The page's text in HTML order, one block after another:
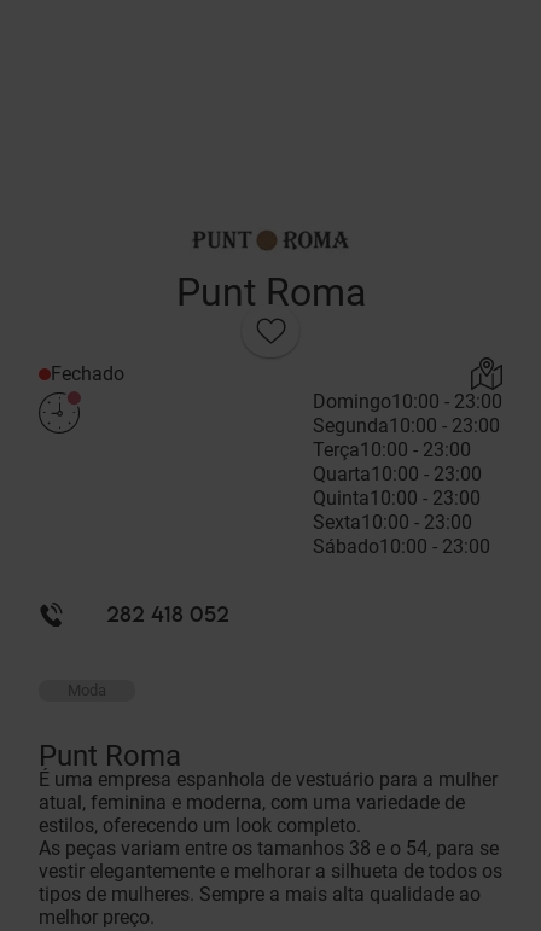
Punt Roma
Fechado
Domingo10:00 - 23:00
Segunda10:00 - 23:00
Terça10:00 - 23:00
Quarta10:00 - 23:00
Quinta10:00 - 23:00
Sexta10:00 - 23:00
Sábado10:00 - 23:00
282 418 052
Moda
Punt Roma
É uma empresa espanhola de vestuário para a mulher
atual, feminina e moderna, com uma variedade de
estilos, oferecendo um look completo.
As peças variam entre os tamanhos 38 e o 54, para se
vestir elegantemente e melhorar a silhueta de todos os
tipos de mulheres. Sempre a mais alta qualidade ao
melhor preço.